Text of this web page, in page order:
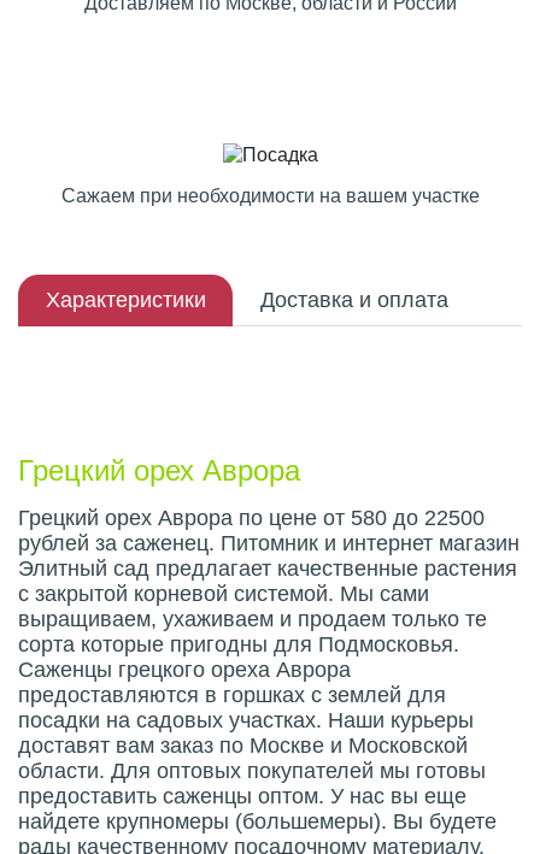
Сажаем при необходимости на вашем участке
Характеристики Доставка и оплата
Грецкий орех Аврора
Грецкий орех Аврора по цене от 580 до 22500
рублей за саженец. Питомник и интернет магазин
Элитный сад предлагает качественные растения
с закрытой корневой системой. Мы сами
выращиваем, ухаживаем и продаем только те
сорта которые пригодны для Подмосковья.
Саженцы грецкого ореха Аврора
предоставляются в горшках с землей для
посадки на садовых участках. Наши курьеры
доставят вам заказ по Москве и Московской
области. Для оптовых покупателей мы готовы
предоставить саженцы оптом. У нас вы еще
найдете крупномеры (большемеры). Вы будете
рады качественному посадочному материалу.